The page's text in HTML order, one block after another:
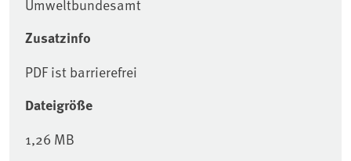
Umweltbundesamt
Zusatzinfo
PDF ist barrierefrei
Dateigröße
1,26 MB